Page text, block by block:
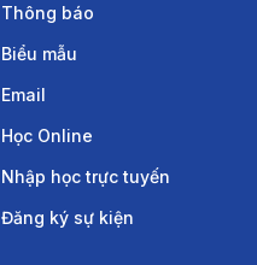
Thông báo
Biểu mẫu
Email
Học Online
Nhập học trực tuyến
Đăng ký sự kiện